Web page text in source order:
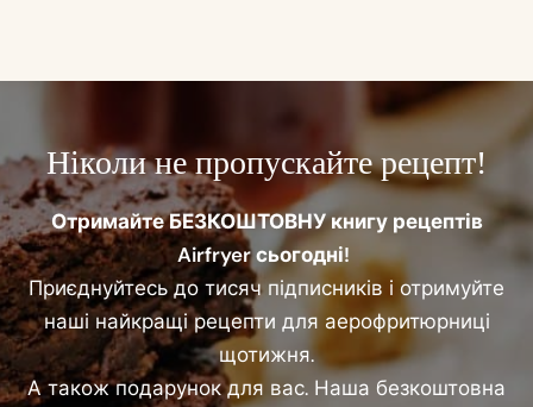
Ніколи не пропускайте рецепт!
Отримайте БЕЗКОШТОВНУ книгу рецептів
Airfryer сьогодні!
Приєднуйтесь до тисяч підписників і отримуйте
наші найкращі рецепти для аерофритюрниці
щотижня.
А також подарунок для вас. Наша безкоштовна